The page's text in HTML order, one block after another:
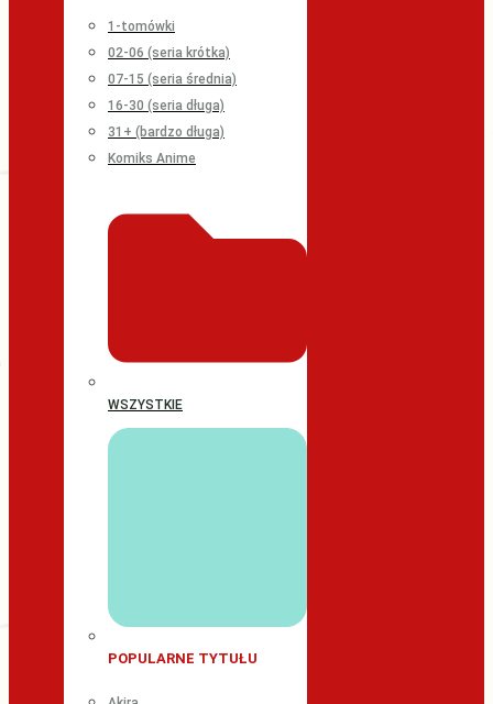
1-tomówki
02-06 (seria krótka)
07-15 (seria średnia)
16-30 (seria długa)
31+ (bardzo długa)
Komiks Anime
WSZYSTKIE
POPULARNE TYTUŁU